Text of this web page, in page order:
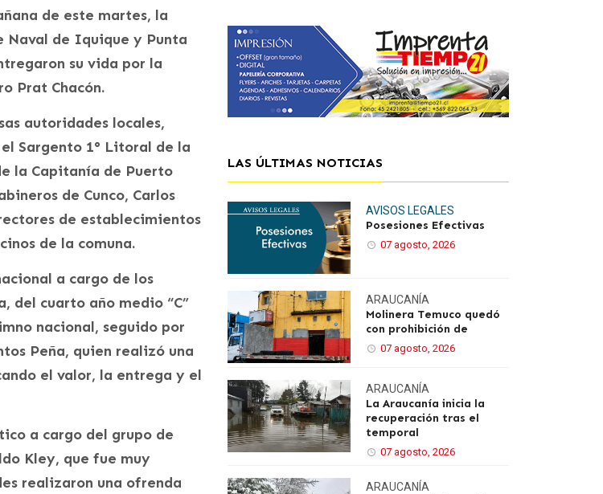
de este martes, la
Naval de Iquique y Punta
su vida por la
Prat Chacón.
autoridades locales,
Sargento 1° Litoral de la
la Capitanía de Puerto
de Cunco, Carlos
de establecimientos
de la comuna.
a cargo de los
del cuarto año medio “C”
nacional, seguido por
Peña, quien realizó una
el valor, la entrega y el
a cargo del grupo de
Kley, que fue muy
realizaron una ofrenda
LAS ÚLTIMAS NOTICIAS
AVISOS LEGALES
Posesiones Efectivas
07 agosto, 2026
ARAUCANÍA
Molinera Temuco quedó
con prohibición de
07 agosto, 2026
ARAUCANÍA
La Araucanía inicia la
recuperación tras el
temporal
07 agosto, 2026
ARAUCANÍA